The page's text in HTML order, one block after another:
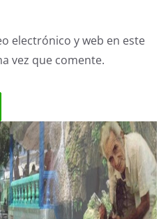
electrónico y web en este
vez que comente.